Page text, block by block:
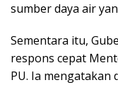
sumber daya air
Sementara itu,
respons cepat
PU. Ia